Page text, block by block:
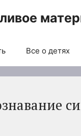
Все о детях